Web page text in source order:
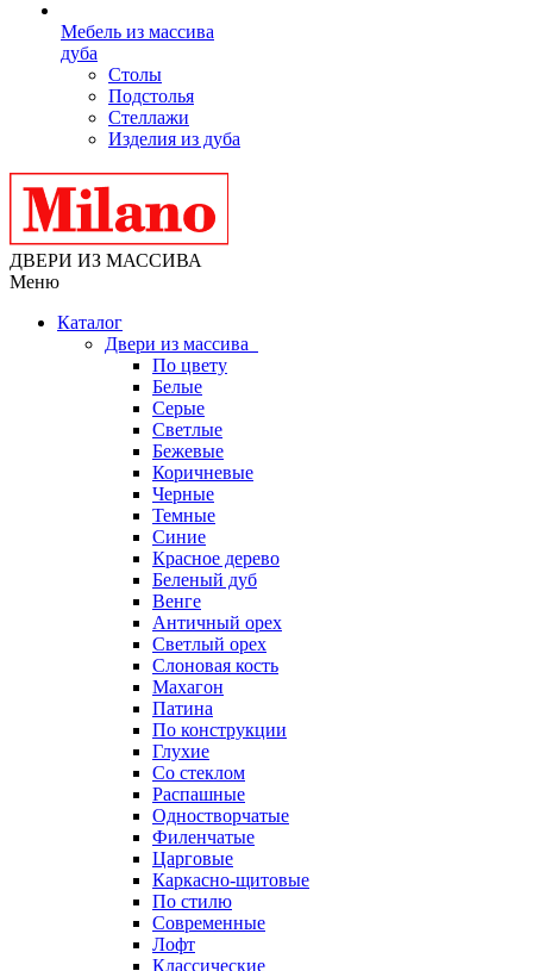
Мебель из массива
дуба
Столы
Подстолья
Стеллажи
Изделия из дуба
ДВЕРИ ИЗ МАССИВА
Меню
Каталог
Двери из массива
По цвету
Белые
Серые
Светлые
Бежевые
Коричневые
Черные
Темные
Синие
Красное дерево
Беленый дуб
Венге
Античный орех
Светлый орех
Слоновая кость
Махагон
Патина
По конструкции
Глухие
Со стеклом
Распашные
Одностворчатые
Филенчатые
Царговые
Каркасно-щитовые
По стилю
Современные
Лофт
Классические